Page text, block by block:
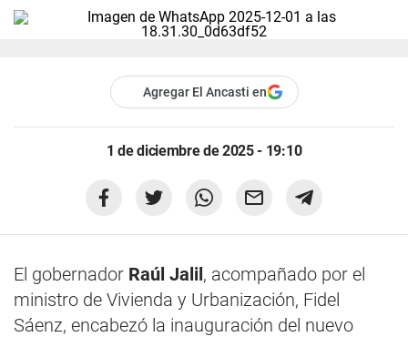
Agregar El Ancasti en
1 de diciembre de 2025 - 19:10
El gobernador Raúl Jalil , acompañado por el
ministro de Vivienda y Urbanización, Fidel
Sáenz, encabezó la inauguración del nuevo